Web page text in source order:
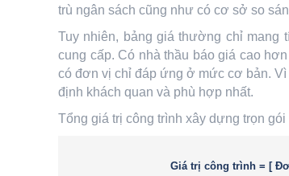
trù ngân sách cũng như có cơ sở so
Tuy nhiên, bảng giá thường chỉ mang
cung cấp. Có nhà thầu báo giá cao
có đơn vị chỉ đáp ứng ở mức cơ bản.
định khách quan và phù hợp nhất.
Tổng giá trị công trình xây dựng trọn
Giá trị công trình = [